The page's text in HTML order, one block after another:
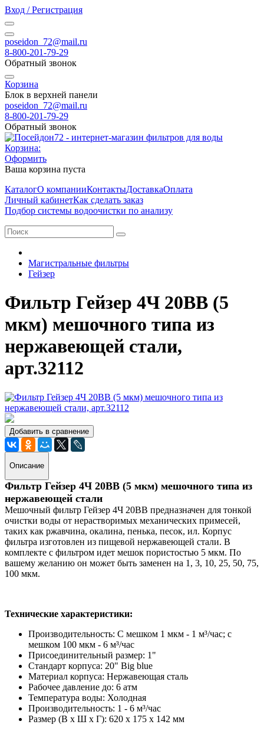
Вход / Регистрация
poseidon_72@mail.ru
8-800-201-79-29
Обратный звонок
Корзина
Блок в верхней панели
poseidon_72@mail.ru
8-800-201-79-29
Обратный звонок
Корзина:
Оформить
Ваша корзина пуста
КаталогО компанииКонтактыДоставкаОплата
Личный кабинетКак сделать заказ
Подбор системы водоочистки по анализу
Магистральные фильтры
Гейзер
Фильтр Гейзер 4Ч 20BB (5
мкм) мешочного типа из
нержавеющей стали,
арт.32112
Добавить в сравнение
Описание
Фильтр Гейзер 4Ч 20BB (5 мкм) мешочного типа из
нержавеющей стали
Мешочный фильтр Гейзер 4Ч 20BB предназначен для тонкой
очистки воды от нерастворимых механических примесей,
таких как ржавчина, окалина, пенька, песок, ил. Корпус
фильтра изготовлен из пищевой нержавеющей стали. В
комплекте с фильтром идет мешок пористостью 5 мкм. По
вашему желанию он может быть заменен на 1, 3, 10, 25, 50, 75,
100 мкм.
Технические характеристики:
Производительность: С мешком 1 мкм - 1 м³/час; с
мешком 100 мкм - 6 м³/час
Присоединительный размер: 1"
Стандарт корпуса: 20" Big blue
Материал корпуса: Нержавеющая сталь
Рабочее давление до: 6 атм
Температура воды: Холодная
Производительность: 1 - 6 м³/час
Размер (В х Ш х Г): 620 х 175 х 142 мм